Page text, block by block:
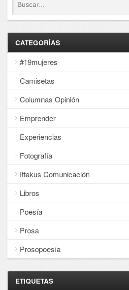
CATEGORÍAS
#19mujeres
Camisetas
Columnas Opinión
Emprender
Experiencias
Fotografía
Ittakus Comunicación
Libros
Poesía
Prosa
Prosopoesía
ETIQUETAS